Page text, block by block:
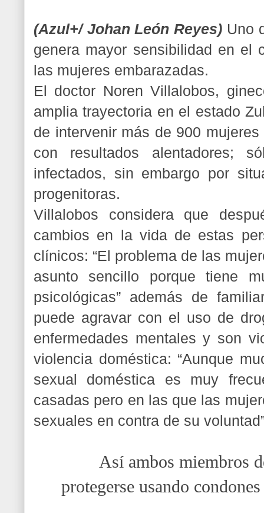
(Azul+/ Johan León Reyes) Uno
genera mayor sensibilidad en el
las mujeres embarazadas.
El doctor Noren Villalobos,
amplia trayectoria en el estado
de intervenir más de 900
con resultados alentadores;
infectados, sin embargo por
progenitoras.
Villalobos considera que
cambios en la vida de estas
clínicos: “El problema de las
asunto sencillo porque tiene
psicológicas” además de
puede agravar con el uso de
enfermedades mentales y son
violencia doméstica: “Aunque
sexual doméstica es muy
casadas pero en las que las
sexuales en contra de su
Así ambos miembros
protegerse usando